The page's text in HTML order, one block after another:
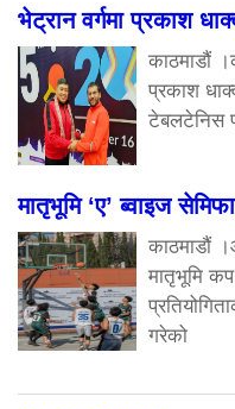
भेट्रान वर्गमा प्रकाश
काठमाडौं
प्रकाश
टेबलटेनिस
मातृभूमि ‘ए’ ब्वाइज
काठमाडौं
मातृभूमि
गरेको